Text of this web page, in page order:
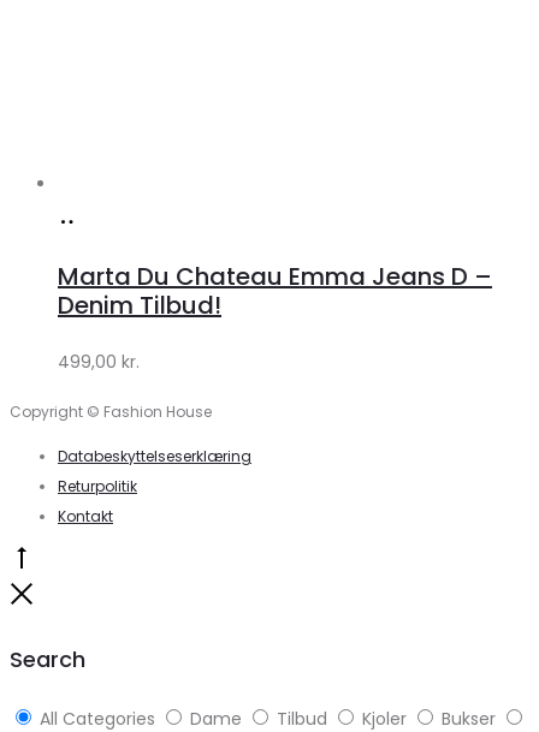
Klædeskabet.dk
Marta Du Chateau Emma Jeans D –
Denim Tilbud!
499,00 kr.
Copyright © Fashion House
Databeskyttelseserklæring
Returpolitik
Kontakt
Search
All Categories Dame Tilbud Kjoler
Bukser